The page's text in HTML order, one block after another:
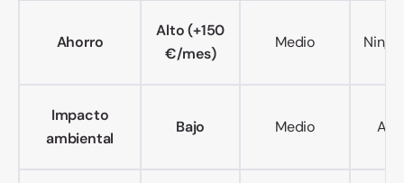
Ahorro
Alto (+150
€/mes)
Medio
Impacto
ambiental
Bajo Medio Alto